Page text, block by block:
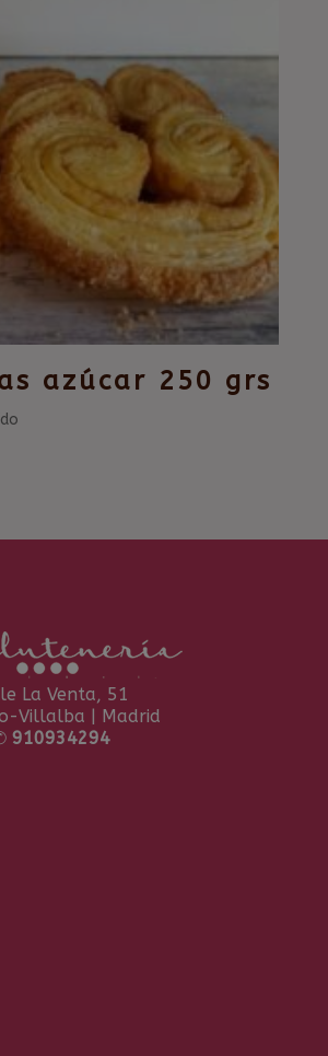
azúcar 250 grs
La Venta, 51
Villalba | Madrid
910934294